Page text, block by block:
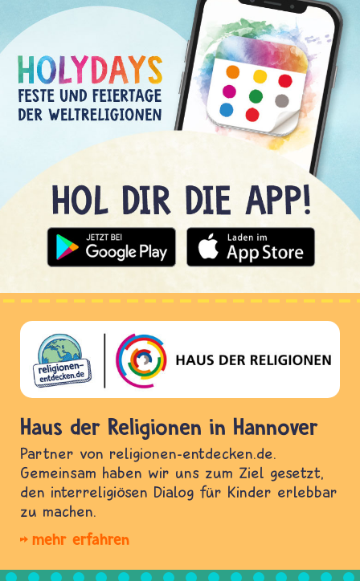
Haus der Religionen in Hannover
Partner von religionen-entdecken.de.
Gemeinsam haben wir uns zum Ziel gesetzt,
den interreligiösen Dialog für Kinder erlebbar
zu machen.
mehr erfahren